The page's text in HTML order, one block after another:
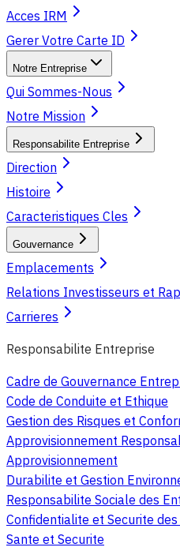
Acces IRM
Gerer Votre Carte ID
Notre Entreprise
Qui Sommes-Nous
Notre Mission
Responsabilite Entreprise
Direction
Histoire
Caracteristiques Cles
Gouvernance
Emplacements
Relations Investisseurs et
Carrieres
Responsabilite Entreprise
Cadre de Gouvernance
Code de Conduite et Ethique
Gestion des Risques et
Approvisionnement
Approvisionnement
Durabilite et Gestion
Responsabilite Sociale des
Confidentialite et Securite des
Sante et Securite